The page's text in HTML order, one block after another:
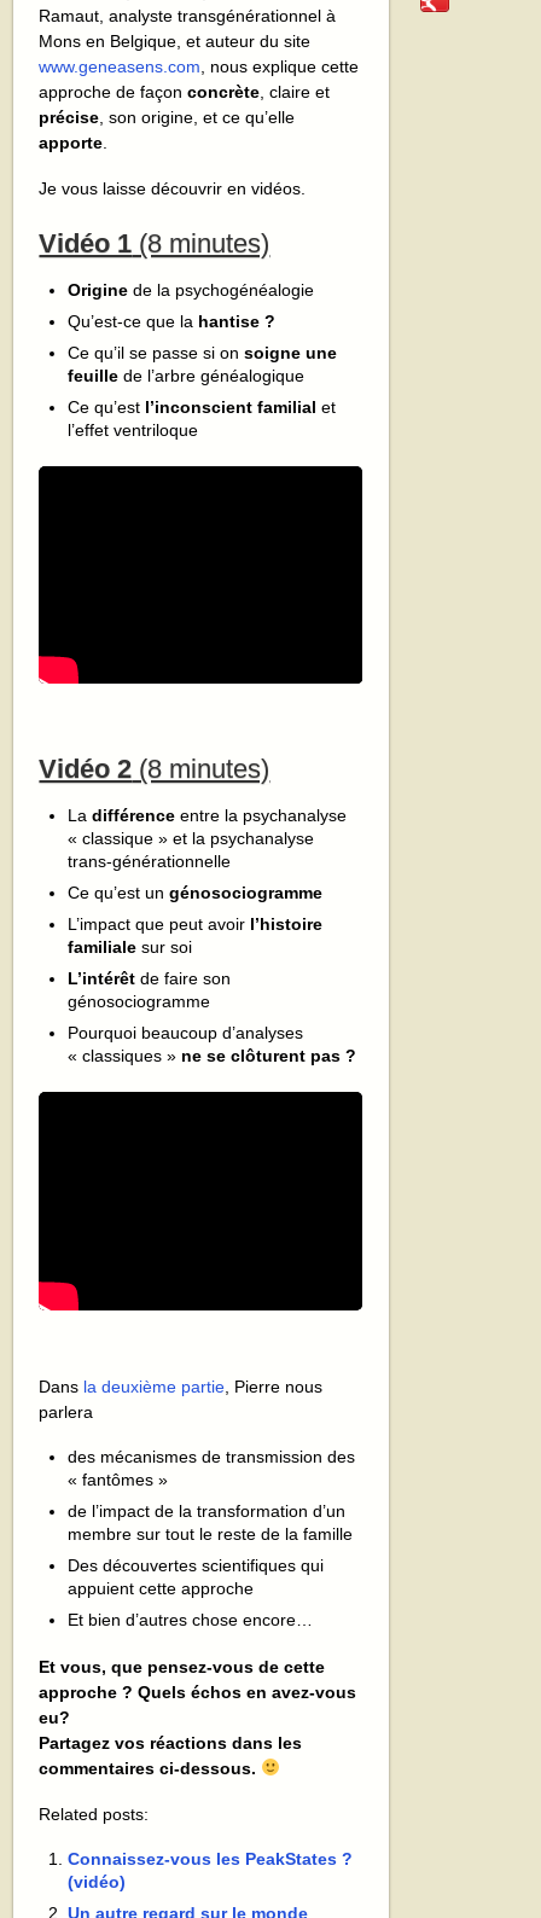
Ramaut, analyste transgénérationnel à
Mons en Belgique, et auteur du site
www.geneasens.com, nous explique cette
approche de façonconcrète, claire et
précise, son origine, et ce qu’elle
apporte.
Je vous laisse découvrir en vidéos.
Vidéo 1 (8 minutes)
Origine de la psychogénéalogie
Qu’est-ce que la hantise ?
Ce qu’il se passe si onsoigne une
feuille de l’arbre généalogique
Ce qu’est l’inconscient familial et
l’effet ventriloque
Vidéo 2 (8 minutes)
Ladifférence entre la psychanalyse
« classique » et la psychanalyse
trans-générationnelle
Ce qu’est ungénosociogramme
L’impact que peut avoir l’histoire
familiale sur soi
L’intérêt de faire son
génosociogramme
Pourquoi beaucoup d’analyses
« classiques » ne se clôturent pas ?
Dans la deuxième partie , Pierre nous
parlera
des mécanismes de transmission des
« fantômes »
de l’impact de la transformation d’un
membre sur tout le reste de la famille
Des découvertes scientifiques qui
appuient cette approche
Et bien d’autres chose encore…
Et vous, que pensez-vous de cette
approche ? Quels échos en avez-vous
eu?
Partagez vos réactions dans les
commentaires ci-dessous.
Related posts:
Connaissez-vous les PeakStates ?
(vidéo)
Un autre regard sur le monde